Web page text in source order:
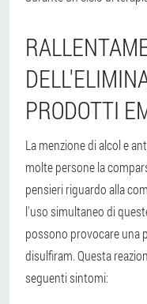
PRODOTTI
La menzione di alcol e
molte persone la
pensieri riguardo alla
l'uso simultaneo di
possono provocare una
disulfiram. Questa
seguenti sintomi: